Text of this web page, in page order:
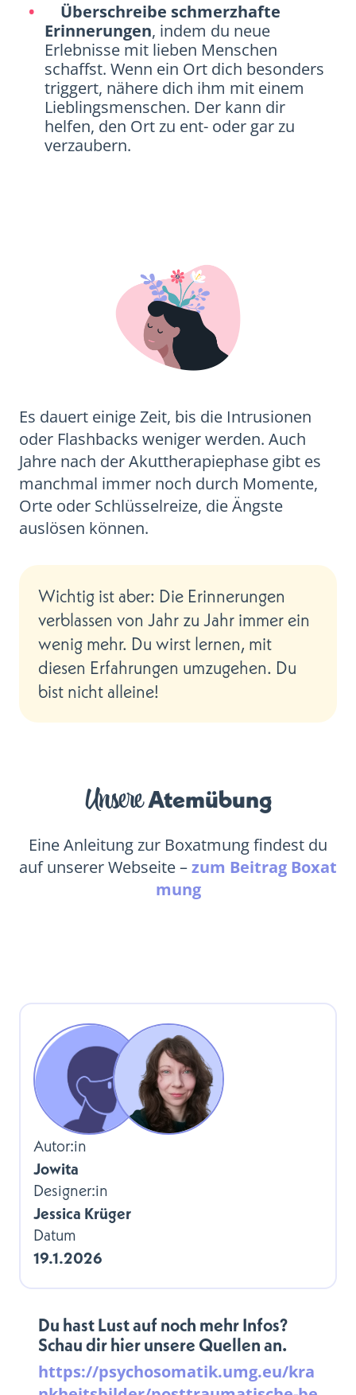
Überschreibe schmerzhafte
Erinnerungen, indem du neue
Erlebnisse mit lieben Menschen
schaffst. Wenn ein Ort dich besonders
triggert, nähere dich ihm mit einem
Lieblingsmenschen. Der kann dir
helfen, den Ort zu ent- oder gar zu
verzaubern.
Es dauert einige Zeit, bis die Intrusionen
oder Flashbacks weniger werden. Auch
Jahre nach der Akuttherapiephase gibt es
manchmal immer noch durch Momente,
Orte oder Schlüsselreize, die Ängste
auslösen können.
Wichtig ist aber: Die Erinnerungen
verblassen von Jahr zu Jahr immer ein
wenig mehr. Du wirst lernen, mit
diesen Erfahrungen umzugehen. Du
bist nicht alleine!
UnsereAtemübung
Eine Anleitung zur Boxatmung findest du
auf unserer Webseite –zum Beitrag Boxat
mung
Autor:in
Jowita
Designer:in
Jessica Krüger
Datum
19.1.2026
Du hast Lust auf noch mehr Infos?
Schau dir hier unsere Quellen an.
https://psychosomatik.umg.eu/kra